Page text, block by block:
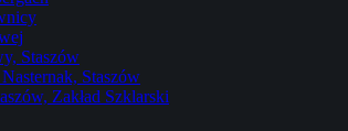
Staszów
Staszów
Zakład Szklarski